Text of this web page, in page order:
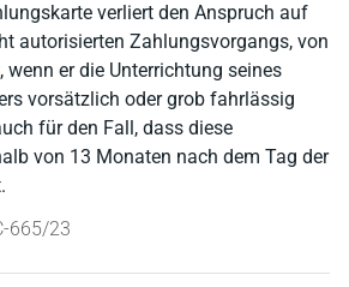
verliert den Anspruch auf
autorisierten Zahlungsvorgangs, von
wenn er die Unterrichtung seines
vorsätzlich oder grob fahrlässig
für den Fall, dass diese
von 13 Monaten nach dem Tag der
665/23